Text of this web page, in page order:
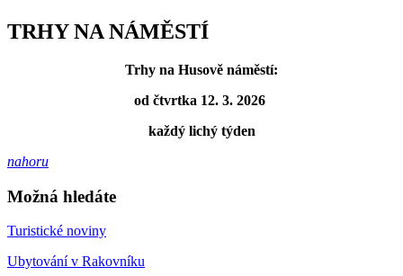
TRHY NA NÁMĚSTÍ
Trhy na Husově náměstí:
od čtvrtka 12. 3. 2026
každý lichý týden
nahoru
Možná hledáte
Turistické noviny
Ubytování v Rakovníku